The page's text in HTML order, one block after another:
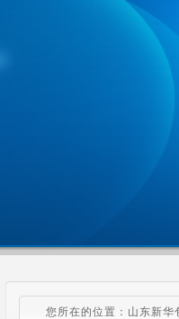
您所在的位置：山东新